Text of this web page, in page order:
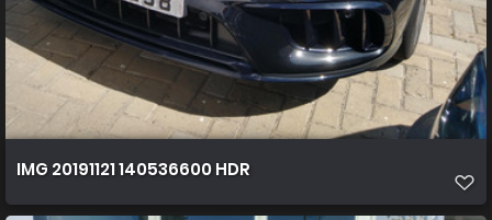
IMG 20191121 140536600 HDR